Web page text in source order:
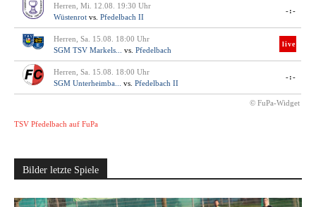
Herren, Mi. 12.08. 19:30 Uhr
Wüstenrot vs. Pfedelbach II
-:-
Herren, Sa. 15.08. 18:00 Uhr
SGM TSV Markels...
vs. Pfedelbach
live
Herren, Sa. 15.08. 18:00 Uhr
SGM Unterheimba...
vs. Pfedelbach II
-:-
© FuPa-Widget
TSV Pfedelbach auf FuPa
Bilder letzte Spiele